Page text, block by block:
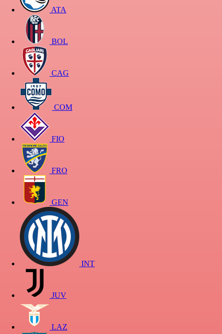
ATA
BOL
CAG
COM
FIO
FRO
GEN
INT
JUV
LAZ